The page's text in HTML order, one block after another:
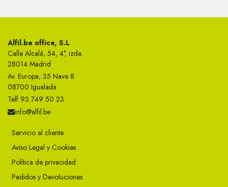
Alfil.be office, S.L
Calle Alcalá, 54, 4°, izda.
28014 Madrid
Av. Europa, 35 Nave 8
08700 Igualada
Telf 93 749 50 23
info@alfil.be
Servicio al cliente
Aviso Legal y Cookies
Política de privacidad
Pedidos y Devoluciones